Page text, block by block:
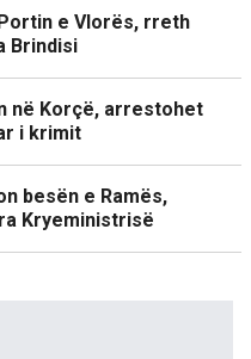
e Vlorës, rreth
Brindisi
në Korçë, arrestohet
i krimit
besën e Ramës,
Kryeministrisë